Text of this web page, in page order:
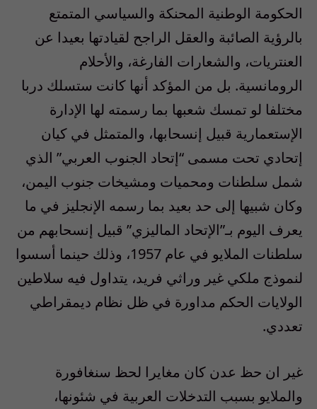
الحكومة الوطنية المحنكة والسياسي المتمتع
بالرؤية الصائبة والعقل الراجح لقيادتها بعيدا عن
العنتريات، والشعارات الفارغة، والأحلام
الرومانسية. بل من المؤكد أنها كانت ستسلك دربا
مختلفا لو تمسك شعبها بما رسمته لها الإدارة
الإستعمارية قبيل إنسحابها، والمتمثل في كيان
إتحادي تحت مسمى “إتحاد الجنوب العربي” الذي
شمل سلطنات ومحميات ومشيخات جنوب اليمن،
وكان شبيها إلى حد بعيد بما رسمه الإنجليز في ما
يعرف اليوم بـ”الإتحاد الماليزي” قبيل إنسحابهم من
سلطنات الملايو في عام 1957، وذلك حينما أسسوا
لنموذج ملكي غير وراثي فريد، يتداول فيه سلاطين
الولايات الحكم مداورة في ظل نظام ديمقراطي
تعددي.
غير ان حظ عدن كان مغايرا لحظ سنغافورة
والملايو بسبب التدخلات العربية في شئونها،